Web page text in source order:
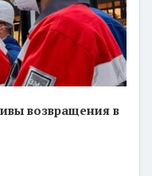
возвращения в